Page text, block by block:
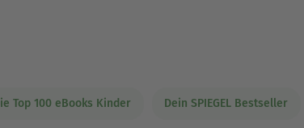
Top 100 eBooks Kinder Dein SPIEGEL Bestseller